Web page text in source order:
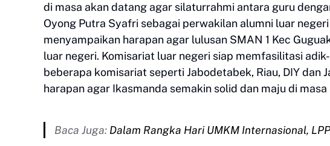
di masa akan datang agar silaturrahmi antara guru
Oyong Putra Syafri sebagai perwakilan alumni luar
menyampaikan harapan agar lulusan SMAN 1 Kec
luar negeri. Komisariat luar negeri siap memfasilitasi
beberapa komisariat seperti Jabodetabek, Riau, DIY dan
harapan agar Ikasmanda semakin solid dan maju di
Baca Juga: Dalam Rangka Hari UMKM Internasional,